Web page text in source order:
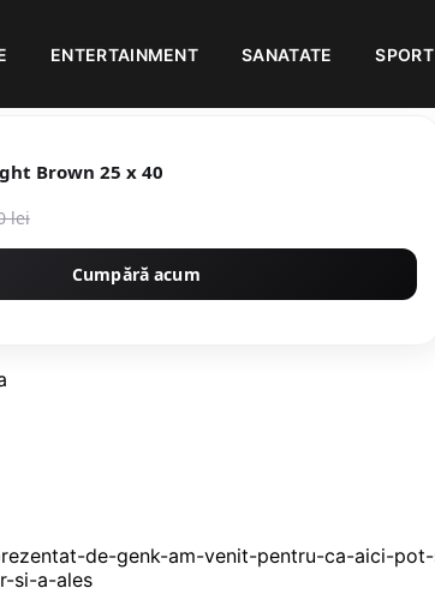
ENTERTAINMENT SANATATE SPORT
Faianta Lorca Light Brown 25 x 40
lei
Cumpără acum